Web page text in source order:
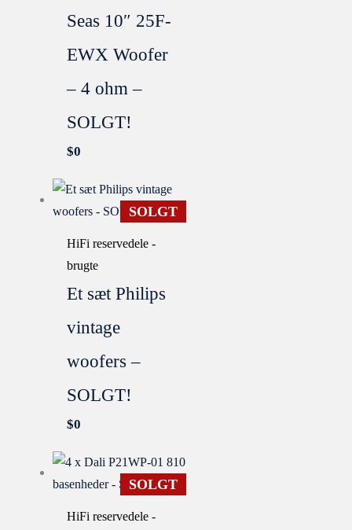
Seas 10″ 25F-
EWX Woofer
– 4 ohm –
SOLGT!
$0
SOLGT
HiFi reservedele -
brugte
Et sæt Philips
vintage
woofers –
SOLGT!
$0
SOLGT
HiFi reservedele -